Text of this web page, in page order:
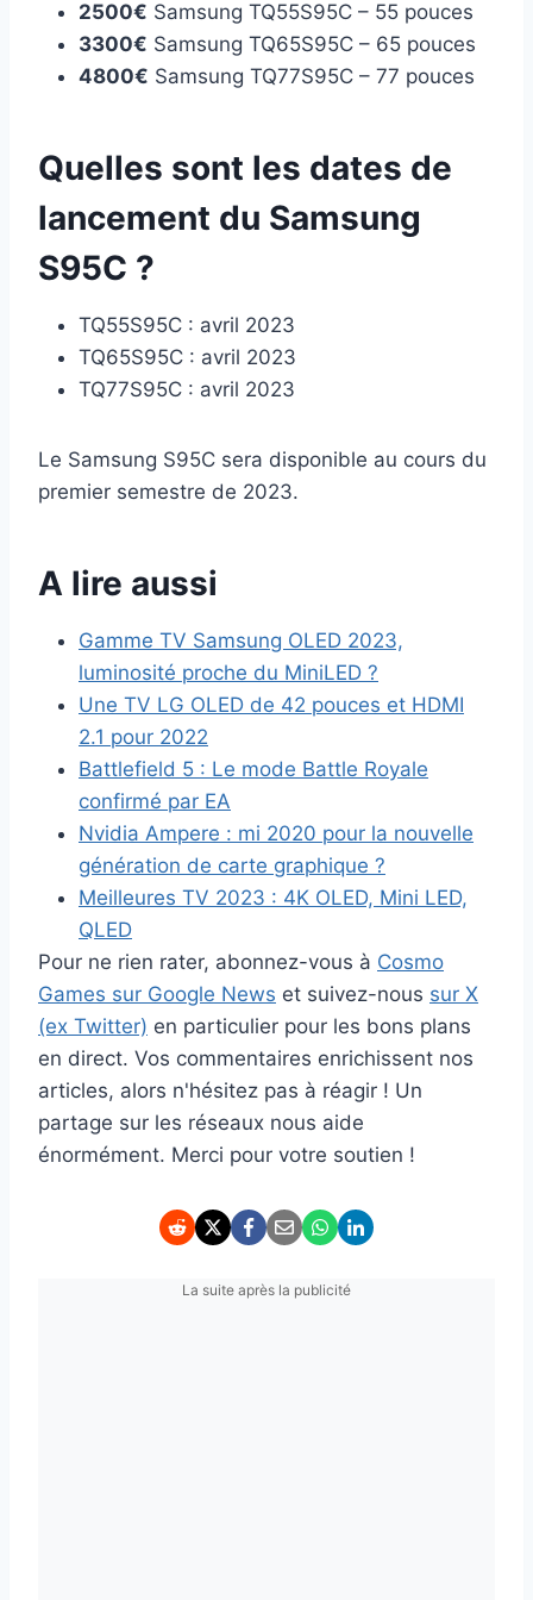
2500€ Samsung TQ55S95C – 55 pouces
3300€ Samsung TQ65S95C – 65 pouces
4800€ Samsung TQ77S95C – 77 pouces
Quelles sont les dates de
lancement du Samsung
S95C ?
TQ55S95C : avril 2023
TQ65S95C : avril 2023
TQ77S95C : avril 2023
Le Samsung S95C sera disponible au cours du
premier semestre de 2023.
A lire aussi
Gamme TV Samsung OLED 2023,
luminosité proche du MiniLED ?
Une TV LG OLED de 42 pouces et HDMI
2.1 pour 2022
Battlefield 5 : Le mode Battle Royale
confirmé par EA
Nvidia Ampere : mi 2020 pour la nouvelle
génération de carte graphique ?
Meilleures TV 2023 : 4K OLED, Mini LED,
QLED
Pour ne rien rater, abonnez-vous à Cosmo
Games sur Google News et suivez-nous sur X
(ex Twitter) en particulier pour les bons plans
en direct. Vos commentaires enrichissent nos
articles, alors n'hésitez pas à réagir ! Un
partage sur les réseaux nous aide
énormément. Merci pour votre soutien !
La suite après la publicité